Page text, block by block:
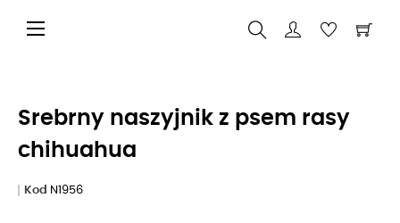
Przełącz nawigację
☰
Srebrny naszyjnik z psem rasy
chihuahua
Kod N1956